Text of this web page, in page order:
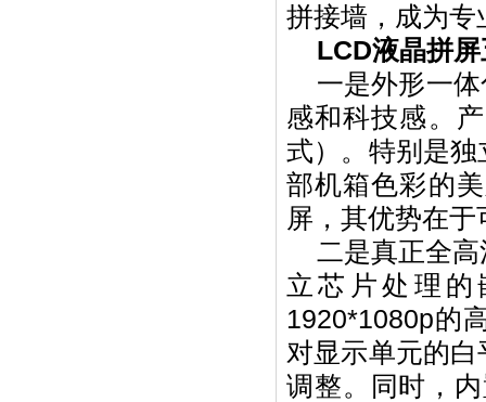
拼接墙，成为专
LCD液晶拼
一是外形一体
感和科技感。
式）。特别是
部机箱色彩的
屏，其优势在
二是真正全高
立芯片处理
1920*1080p的
对显示单元的
调整。同时，